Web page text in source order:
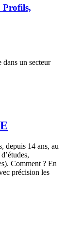
Profils,
un secteur
depuis 14 ans, au
Comment ? En
précision les